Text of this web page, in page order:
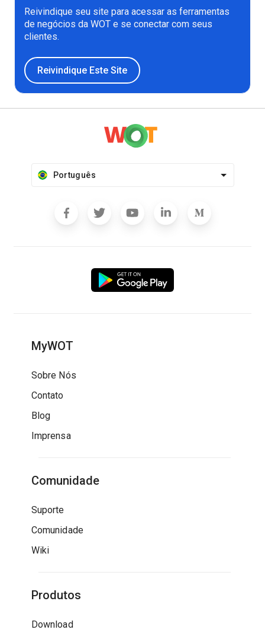
Reivindique seu site para acessar as ferramentas
de negócios da WOT e se conectar com seus
clientes.
Reivindique Este Site
Português
MyWOT
Sobre Nós
Contato
Blog
Imprensa
Comunidade
Suporte
Comunidade
Wiki
Produtos
Download